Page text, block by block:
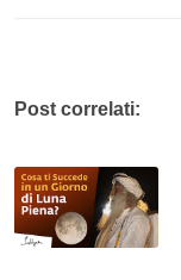
Post correlati: